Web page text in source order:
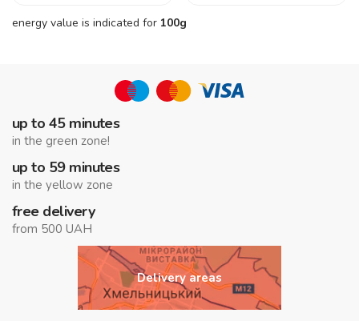
energy value is indicated for 100g
up to 45 minutes
in the green zone!
up to 59 minutes
in the yellow zone
free delivery
from 500 UAH
Delivery areas